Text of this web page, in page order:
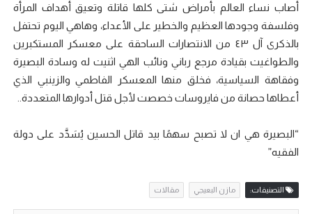
أصاب نساء العالم بأمراض شتى كلها قاتلة وتعيق أهداف المرأة
وفلسفة وجودها العظيم والخطير على الأعداء، وهاهي اليوم تحتفل
بالذكرى آل ٤٣ من الانتصارات الساحقة على معسكر المستكبرين
والطواغيت بقيادة مرجع رباني ونائب الهي اثنيت له وسادة البصيرة
وفقاهة السياسية، فخلق منها المعسكر الفاطمي والزينبي الذي
أعطاها حصانة من فايروسات خصصت لأجل قتل أدوارها المتعددة..
“البصيرة هي ان لا تصبح سهمًا بيد قاتل الحسين يُسَدَّد على دولة
الفقيه”
التصنيفات: مازن البعيجي مقالات